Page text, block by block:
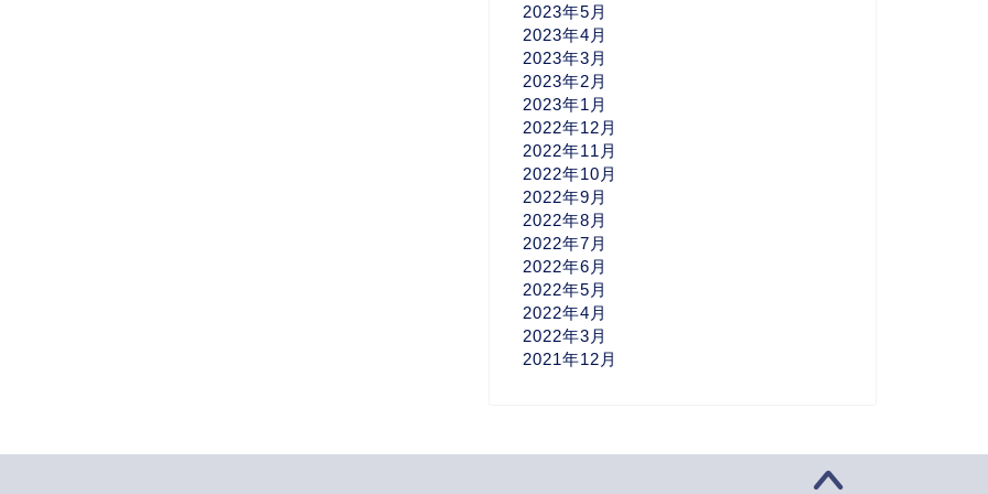
2023年5月
2023年4月
2023年3月
2023年2月
2023年1月
2022年12月
2022年11月
2022年10月
2022年9月
2022年8月
2022年7月
2022年6月
2022年5月
2022年4月
2022年3月
2021年12月